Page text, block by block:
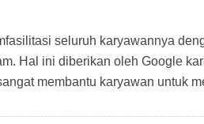
seluruh karyawannya
Hal ini diberikan oleh Google
membantu karyawan untuk